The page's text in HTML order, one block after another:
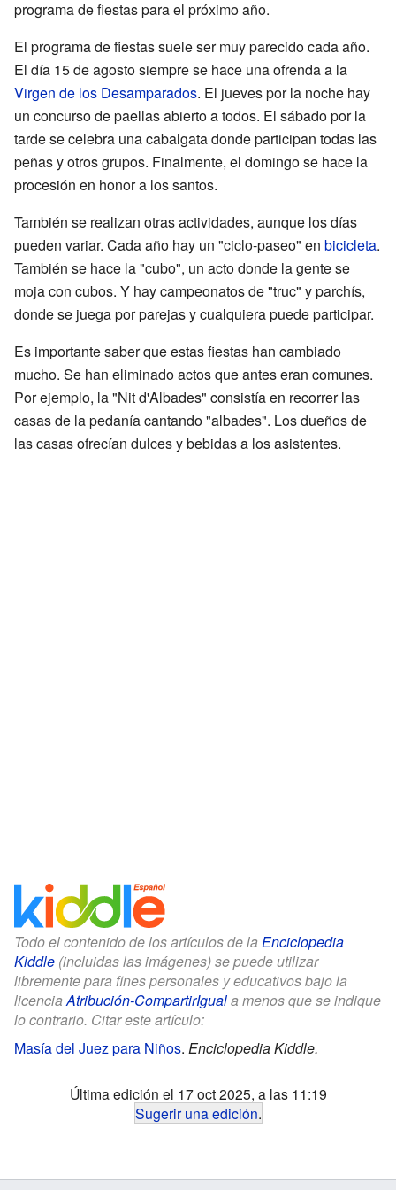
programa de fiestas para el próximo año.
El programa de fiestas suele ser muy parecido cada año.
El día 15 de agosto siempre se hace una ofrenda a la
Virgen de los Desamparados. El jueves por la noche hay
un concurso de paellas abierto a todos. El sábado por la
tarde se celebra una cabalgata donde participan todas las
peñas y otros grupos. Finalmente, el domingo se hace la
procesión en honor a los santos.
También se realizan otras actividades, aunque los días
pueden variar. Cada año hay un "ciclo-paseo" en bicicleta.
También se hace la "cubo", un acto donde la gente se
moja con cubos. Y hay campeonatos de "truc" y parchís,
donde se juega por parejas y cualquiera puede participar.
Es importante saber que estas fiestas han cambiado
mucho. Se han eliminado actos que antes eran comunes.
Por ejemplo, la "Nit d'Albades" consistía en recorrer las
casas de la pedanía cantando "albades". Los dueños de
las casas ofrecían dulces y bebidas a los asistentes.
Todo el contenido de los artículos de la Enciclopedia
Kiddle (incluidas las imágenes) se puede utilizar
libremente para fines personales y educativos bajo la
licenciaAtribución-CompartirIguala menos que se indique
lo contrario. Citar este artículo:
Masía del Juez para Niños. Enciclopedia Kiddle.
Última edición el 17 oct 2025, a las 11:19
Sugerir una edición.